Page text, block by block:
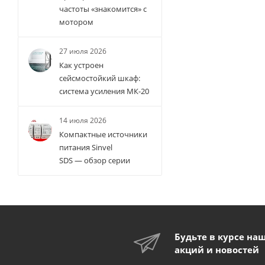
частоты «знакомится» с
мотором
27 июля 2026
Как устроен
сейсмостойкий шкаф:
система усиления МК-20
14 июля 2026
Компактные источники
питания Sinvel
SDS — обзор серии
Будьте в курсе
акций и новостей